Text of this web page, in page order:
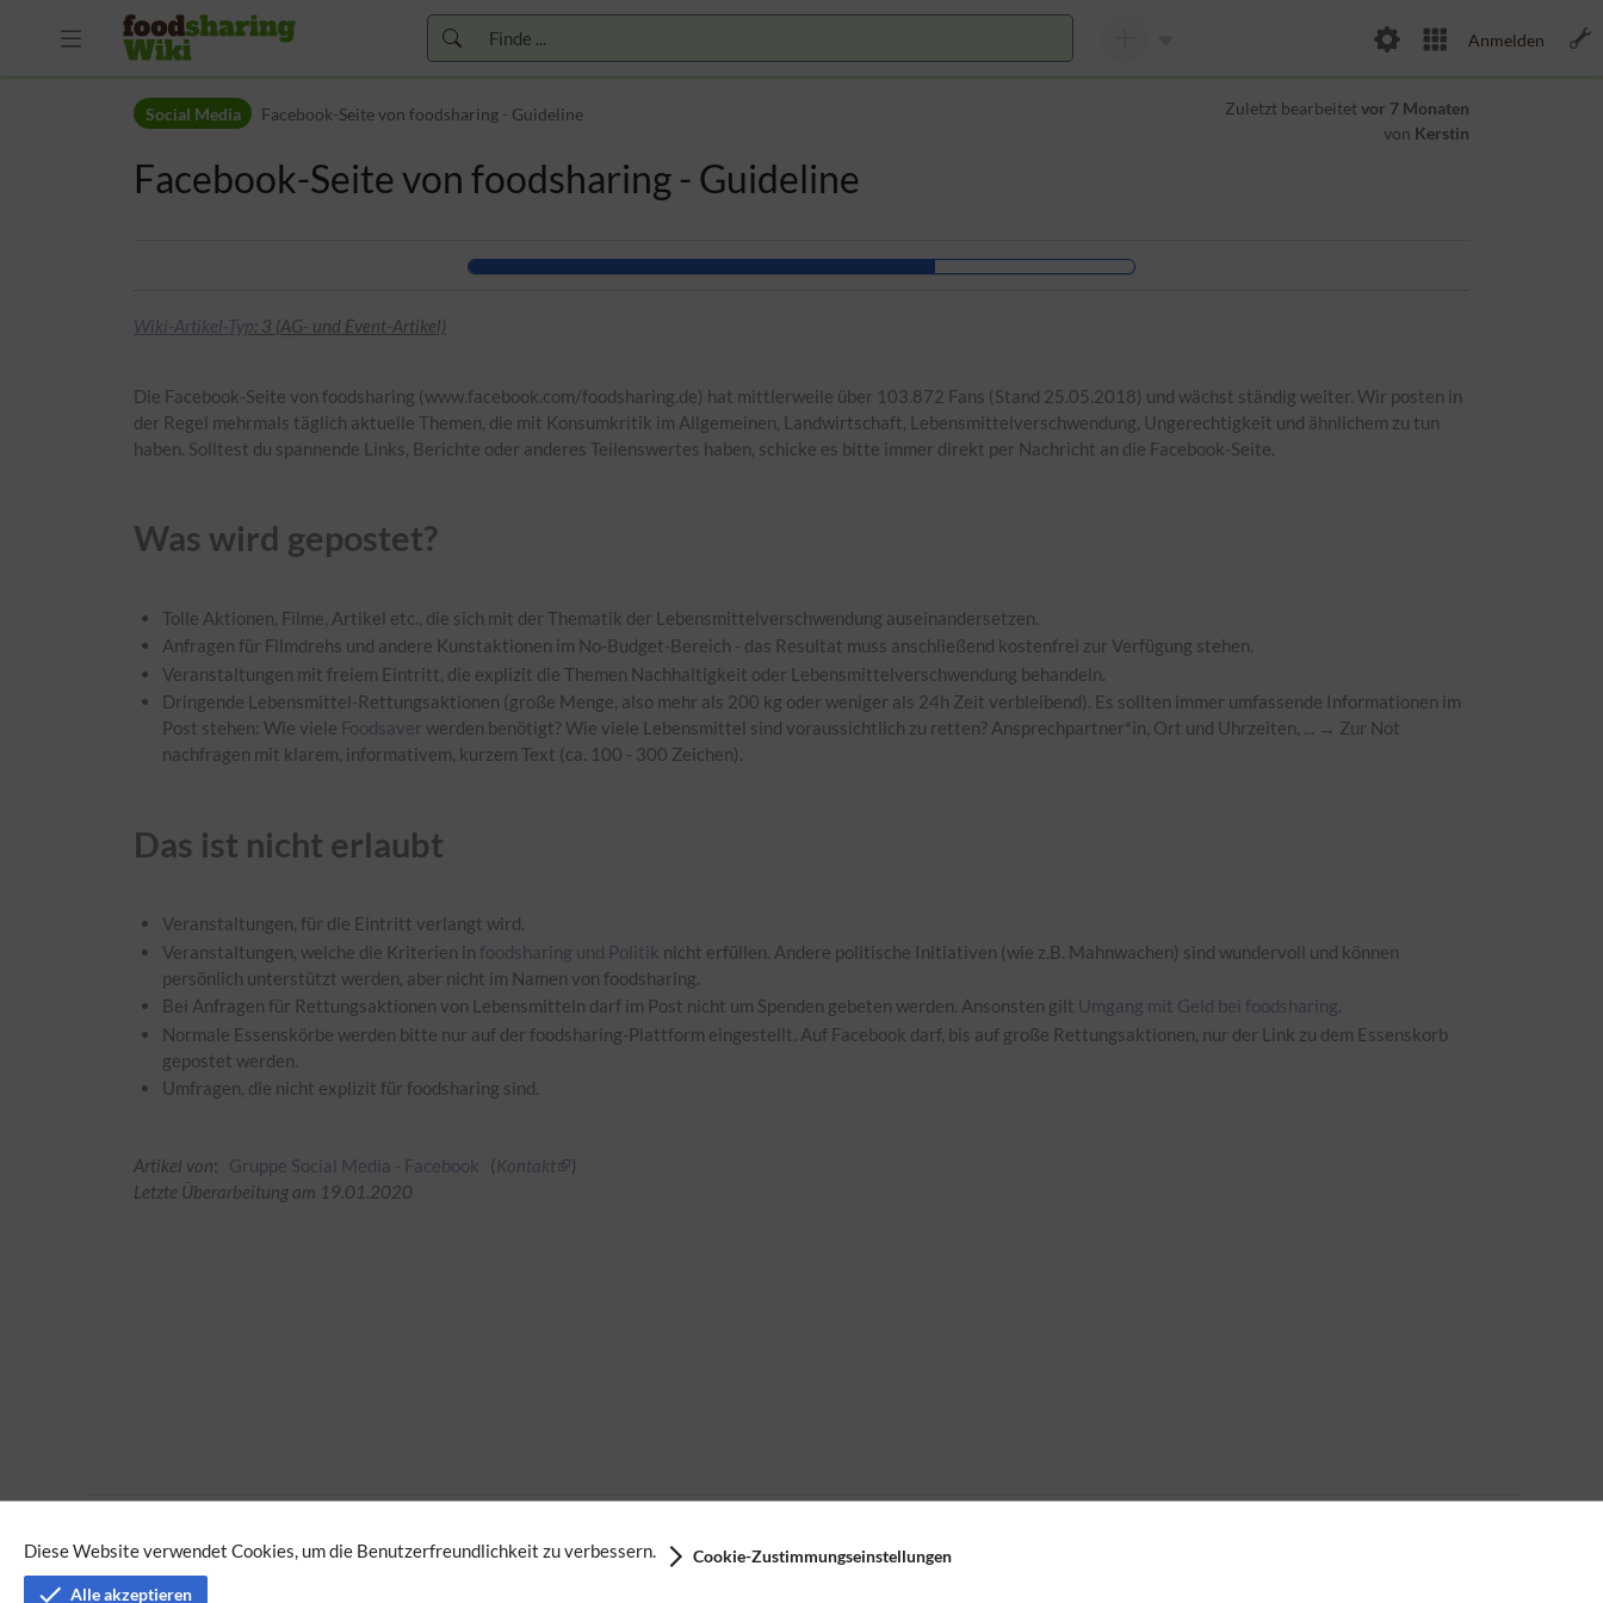
Diese Website verwendet Cookies, um die Benutzerfreundlichkeit zu verbessern.
Cookie-Zustimmungseinstellungen
Alle akzeptieren
Zur Hauptnavigation
Zum Arbeitsbereich
Anmelden
Social Media Facebook-Seite von foodsharing - Guideline Zuletzt bearbeitetvor 7 Monaten
von Kerstin
Facebook-Seite von foodsharing - Guideline
Wiki-Artikel-Typ: 3 (AG- und Event-Artikel)
Die Facebook-Seite von foodsharing (www.facebook.com/foodsharing.de) hat mittlerweile über 103.872 Fans (Stand 25.05.2018) und wächst ständig weiter. Wir posten in
der Regel mehrmals täglich aktuelle Themen, die mit Konsumkritik im Allgemeinen, Landwirtschaft, Lebensmittelverschwendung, Ungerechtigkeit und ähnlichem zu tun
haben. Solltest du spannende Links, Berichte oder anderes Teilenswertes haben, schicke es bitte immer direkt per Nachricht an die Facebook-Seite.
Was wird gepostet?
Tolle Aktionen, Filme, Artikel etc., die sich mit der Thematik der Lebensmittelverschwendung auseinandersetzen.
Anfragen für Filmdrehs und andere Kunstaktionen im No-Budget-Bereich - das Resultat muss anschließend kostenfrei zur Verfügung stehen.
Veranstaltungen mit freiem Eintritt, die explizit die Themen Nachhaltigkeit oder Lebensmittelverschwendung behandeln.
Dringende Lebensmittel-Rettungsaktionen (große Menge, also mehr als 200 kg oder weniger als 24h Zeit verbleibend). Es sollten immer umfassende Informationen im
Post stehen: Wie viele Foodsaver werden benötigt? Wie viele Lebensmittel sind voraussichtlich zu retten? Ansprechpartner*in, Ort und Uhrzeiten, ... → Zur Not
nachfragen mit klarem, informativem, kurzem Text (ca. 100 - 300 Zeichen).
Das ist nicht erlaubt
Veranstaltungen, für die Eintritt verlangt wird.
Veranstaltungen, welche die Kriterien in foodsharing und Politik nicht erfüllen. Andere politische Initiativen (wie z.B. Mahnwachen) sind wundervoll und können
persönlich unterstützt werden, aber nicht im Namen von foodsharing.
Bei Anfragen für Rettungsaktionen von Lebensmitteln darf im Post nicht um Spenden gebeten werden. Ansonsten gilt Umgang mit Geld bei foodsharing.
Normale Essenskörbe werden bitte nur auf der foodsharing-Plattform eingestellt. Auf Facebook darf, bis auf große Rettungsaktionen, nur der Link zu dem Essenskorb
gepostet werden.
Umfragen, die nicht explizit für foodsharing sind.
Artikel von: Gruppe Social Media - Facebook (Kontakt
)
Letzte Überarbeitung am 19.01.2020
Keine Kategorien vergeben